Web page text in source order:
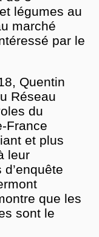
légumes au
marché
par le
Quentin
Réseau
du
France
et plus
leur
que les
sont le